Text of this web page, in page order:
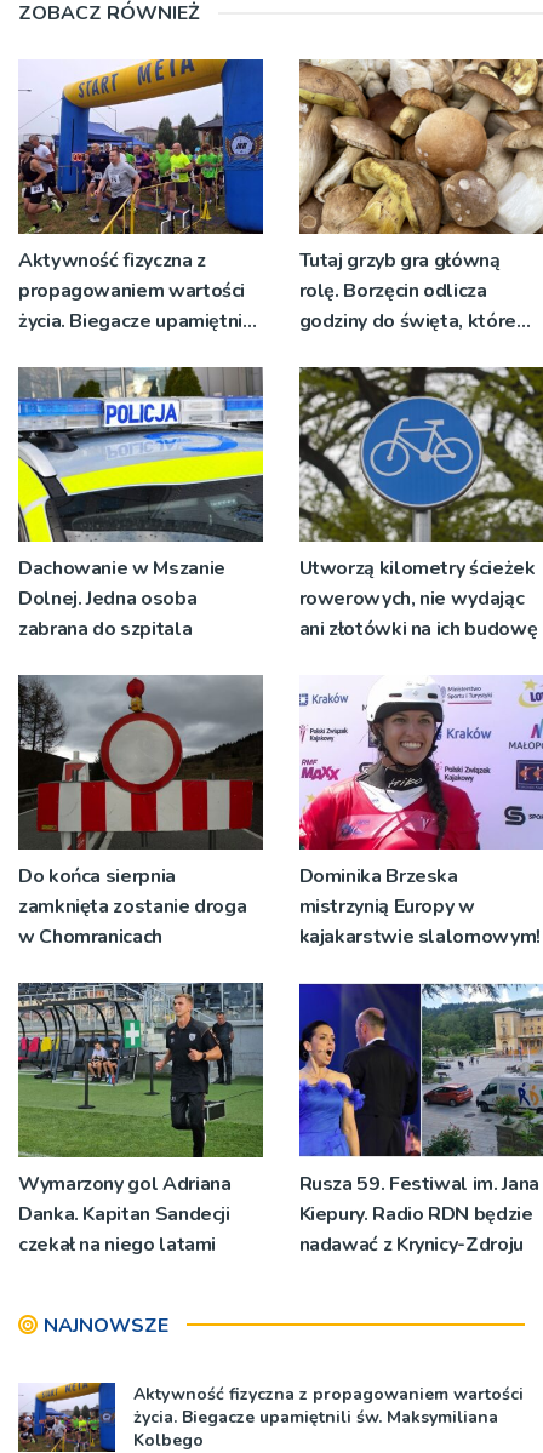
ZOBACZ RÓWNIEŻ
Aktywność fizyczna z
propagowaniem wartości
życia. Biegacze upamiętnili
Tutaj grzyb gra główną
rolę. Borzęcin odlicza
godziny do święta, które
pokoleń
Dachowanie w Mszanie
Dolnej. Jedna osoba
zabrana do szpitala
Utworzą kilometry ścieżek
rowerowych, nie wydając
ani złotówki na ich budowę
Do końca sierpnia
zamknięta zostanie droga
w Chomranicach
Dominika Brzeska
mistrzynią Europy w
kajakarstwie slalomowym!
Wymarzony gol Adriana
Danka. Kapitan Sandecji
czekał na niego latami
Rusza 59. Festiwal im. Jana
Kiepury. Radio RDN będzie
nadawać z Krynicy-Zdroju
NAJNOWSZE
Aktywność fizyczna z propagowaniem wartości
życia. Biegacze upamiętnili św. Maksymiliana
Kolbego